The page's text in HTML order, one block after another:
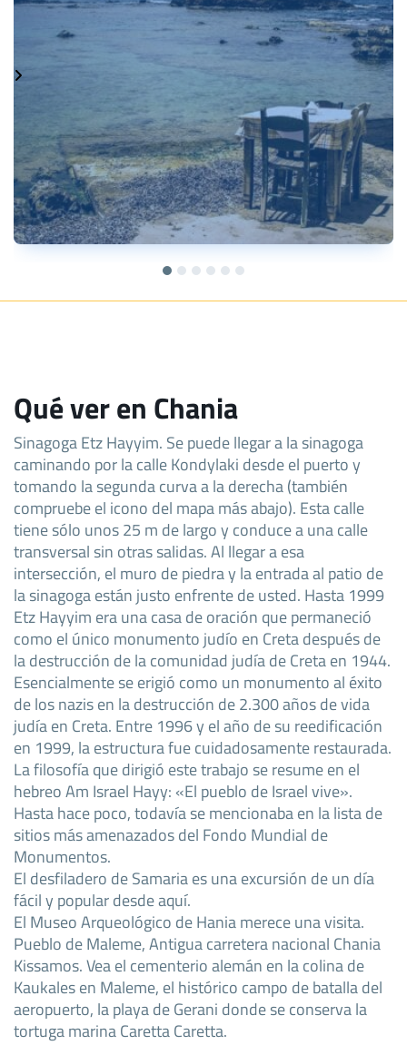
Qué ver en Chania
Sinagoga Etz Hayyim. Se puede llegar a la sinagoga
caminando por la calle Kondylaki desde el puerto y
tomando la segunda curva a la derecha (también
compruebe el icono del mapa más abajo). Esta calle
tiene sólo unos 25 m de largo y conduce a una calle
transversal sin otras salidas. Al llegar a esa
intersección, el muro de piedra y la entrada al patio de
la sinagoga están justo enfrente de usted. Hasta 1999
Etz Hayyim era una casa de oración que permaneció
como el único monumento judío en Creta después de
la destrucción de la comunidad judía de Creta en 1944.
Esencialmente se erigió como un monumento al éxito
de los nazis en la destrucción de 2.300 años de vida
judía en Creta. Entre 1996 y el año de su reedificación
en 1999, la estructura fue cuidadosamente restaurada.
La filosofía que dirigió este trabajo se resume en el
hebreo Am Israel Hayy: «El pueblo de Israel vive».
Hasta hace poco, todavía se mencionaba en la lista de
sitios más amenazados del Fondo Mundial de
Monumentos.
El desfiladero de Samaria es una excursión de un día
fácil y popular desde aquí.
El Museo Arqueológico de Hania merece una visita.
Pueblo de Maleme, Antigua carretera nacional Chania
Kissamos. Vea el cementerio alemán en la colina de
Kaukales en Maleme, el histórico campo de batalla del
aeropuerto, la playa de Gerani donde se conserva la
tortuga marina Caretta Caretta.